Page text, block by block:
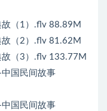
（1）.flv 88.89M
（2）.flv 81.62M
（3）.flv 133.77M
国民间故事
国民间故事